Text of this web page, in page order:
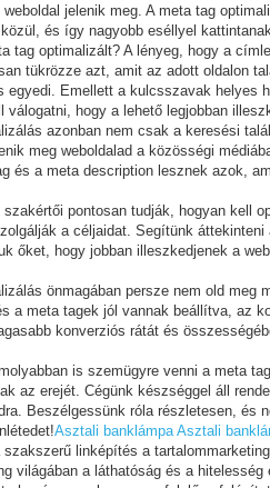
jelenik meg. A meta tag
és így nagyobb eséllyel
tag optimalizált? A lényeg, hogy a
tükrözze azt, amit az adott oldalon
egyedi. Emellett a kulcsszavak helyes
válogatni, hogy a lehető legjobban
azonban nem csak a keresési
meg weboldalad a közösségi
és a meta description lesznek azok,
pontosan tudják, hogyan kell
a céljaidat. Segítünk
őket, hogy jobban illeszkedjenek a
önmagában persze nem old meg
a meta tagek jól vannak beállítva, az
konverziós rátát és
is szemügyre venni a meta
az erejét. Cégünk készséggel áll
Beszélgessünk róla részletesen, és
Asztali banklámpa Asztali
linképítés a
világában a láthatóság és a